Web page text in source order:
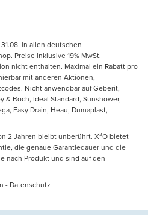
in allen deutschen
Preise inklusive 19% MwSt.
nicht enthalten. Maximal ein Rabatt pro
mit anderen Aktionen,
Nicht anwendbar auf Geberit,
& Boch, Ideal Standard, Sunshower,
Easy Drain, Heau, Dumaplast,
2 Jahren bleibt unberührt. X²O bietet
die genaue Garantiedauer und die
nach Produkt und sind auf den
- Datenschutz